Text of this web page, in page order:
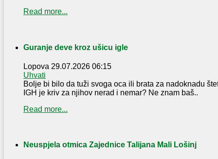
Read more...
Guranje deve kroz ušicu igle
Lopova 29.07.2026 06:15
Uhvati
Bolje bi bilo da tuži svoga oca ili brata za nadoknadu
IGH je kriv za njihov nerad i nemar? Ne znam baš..
Read more...
Neuspjela otmica Zajednice Talijana Mali Lošinj